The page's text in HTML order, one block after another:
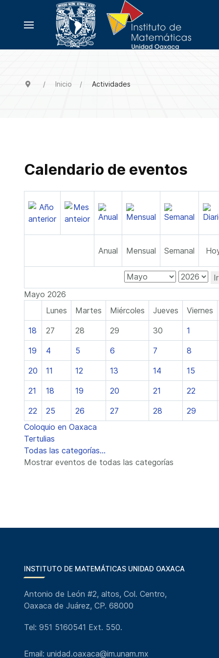
Inicio Actividades
Calendario de eventos
Anual Mensual Semanal
Mayo 2026
Lunes
Martes Miércoles Jueves Viernes
18 27 28 29 30 1
19 4 5 6 7 8
20 11 12 13 14 15
21 18 19 20 21 22
22 25 26 27 28
29
Coloquio en Oaxaca
Tertulias
Todas las categorías...
Mostrar eventos de todas las categorías
INSTITUTO DE MATEMÁTICAS UNIDAD OAXACA
Antonio de León #2, altos, Col. Centro,
Oaxaca de Juárez, CP. 68000
Tel: 951 5160541 Ext. 550.
Email: unidad.oaxaca@im.unam.mx